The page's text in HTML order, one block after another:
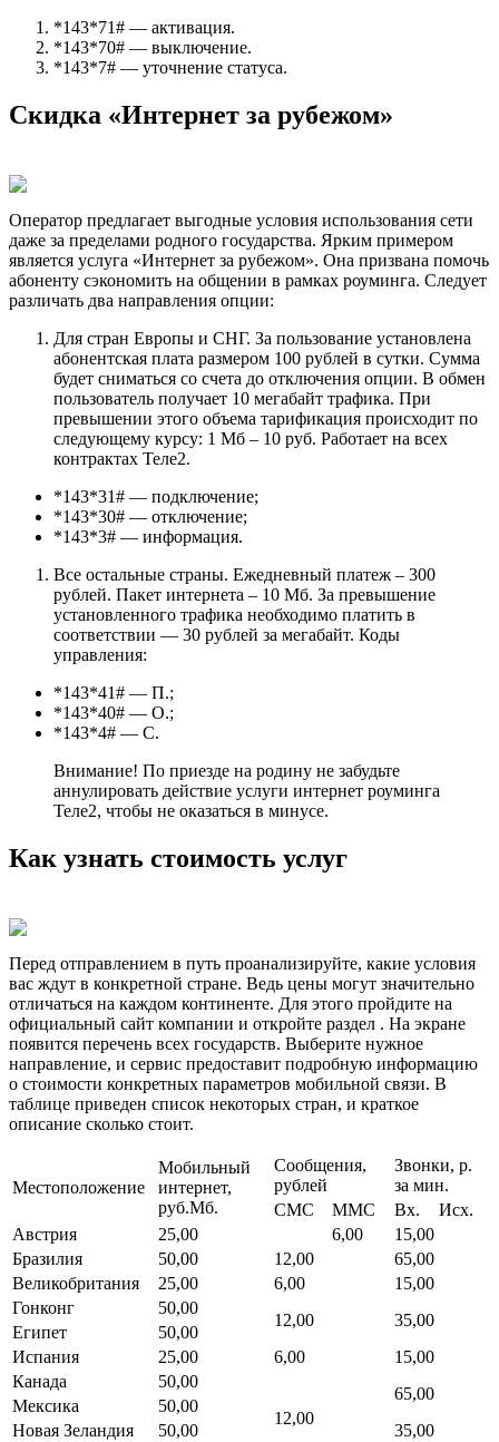
*143*71# — активация.
*143*70# — выключение.
*143*7# — уточнение статуса.
Скидка «Интернет за рубежом»
Оператор предлагает выгодные условия использования сети
даже за пределами родного государства. Ярким примером
является услуга «Интернет за рубежом». Она призвана помочь
абоненту сэкономить на общении в рамках роуминга. Следует
различать два направления опции:
Для стран Европы и СНГ. За пользование установлена
абонентская плата размером 100 рублей в сутки. Сумма
будет сниматься со счета до отключения опции. В обмен
пользователь получает 10 мегабайт трафика. При
превышении этого объема тарификация происходит по
следующему курсу: 1 Мб – 10 руб. Работает на всех
контрактах Теле2.
*143*31# — подключение;
*143*30# — отключение;
*143*3# — информация.
Все остальные страны. Ежедневный платеж – 300
рублей. Пакет интернета – 10 Мб. За превышение
установленного трафика необходимо платить в
соответствии — 30 рублей за мегабайт. Коды
управления:
*143*41# — П.;
*143*40# — О.;
*143*4# — С.
Внимание! По приезде на родину не забудьте
аннулировать действие услуги интернет роуминга
Теле2, чтобы не оказаться в минусе.
Как узнать стоимость услуг
Перед отправлением в путь проанализируйте, какие условия
вас ждут в конкретной стране. Ведь цены могут значительно
отличаться на каждом континенте. Для этого пройдите на
официальный сайт компании и откройте раздел . На экране
появится перечень всех государств. Выберите нужное
направление, и сервис предоставит подробную информацию
о стоимости конкретных параметров мобильной связи. В
таблице приведен список некоторых стран, и краткое
описание сколько стоит.
Местоположение
Мобильный
интернет,
руб.Мб.
Сообщения,
рублей
Звонки, р.
за мин.
СМС
ММС Вх.
Исх.
Австрия
25,00 6,00
15,00
Бразилия
50,00 12,00
65,00
Великобритания
25,00 6,00
15,00
Гонконг
50,00
12,00 35,00
Египет
50,00
Испания
25,00 6,00
15,00
Канада
50,00
12,00
65,00
Мексика
50,00
Новая Зеландия
50,00
35,00